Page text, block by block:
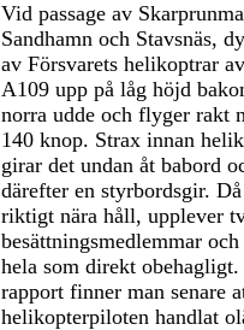
Vid passage av
Sandhamn och Stavsnäs,
av Försvarets helikoptrar
A109 upp på låg höjd
norra udde och flyger rakt
140 knop. Strax innan
girar det undan åt babord
därefter en styrbordsgir.
riktigt nära håll, upplever
besättningsmedlemmar och
hela som direkt
rapport finner man senare
helikopterpiloten handlat